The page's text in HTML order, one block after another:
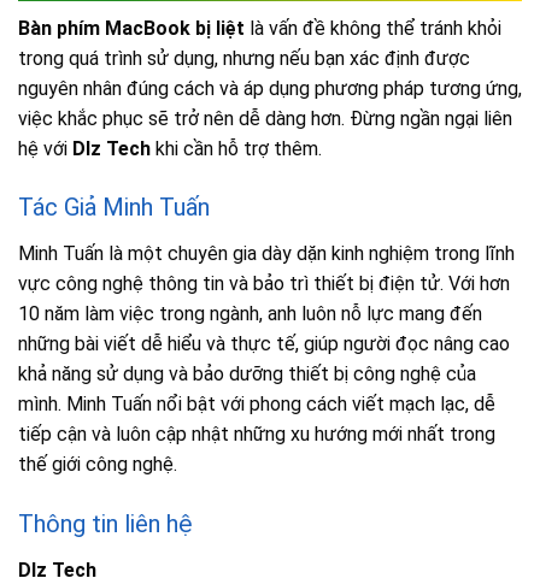
Bàn phím MacBook bị liệt là vấn đề không thể tránh khỏi
trong quá trình sử dụng, nhưng nếu bạn xác định được
nguyên nhân đúng cách và áp dụng phương pháp tương ứng,
việc khắc phục sẽ trở nên dễ dàng hơn. Đừng ngần ngại liên
hệ với Dlz Tech khi cần hỗ trợ thêm.
Tác Giả Minh Tuấn
Minh Tuấn là một chuyên gia dày dặn kinh nghiệm trong lĩnh
vực công nghệ thông tin và bảo trì thiết bị điện tử. Với hơn
10 năm làm việc trong ngành, anh luôn nỗ lực mang đến
những bài viết dễ hiểu và thực tế, giúp người đọc nâng cao
khả năng sử dụng và bảo dưỡng thiết bị công nghệ của
mình. Minh Tuấn nổi bật với phong cách viết mạch lạc, dễ
tiếp cận và luôn cập nhật những xu hướng mới nhất trong
thế giới công nghệ.
Thông tin liên hệ
Dlz Tech